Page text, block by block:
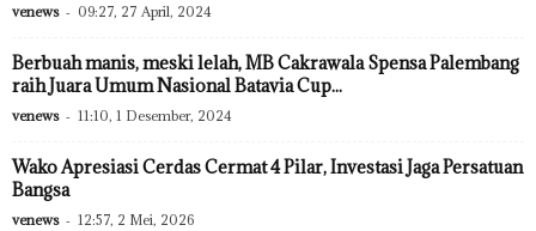
venews - 09:27, 27 April, 2024
Berbuah manis, meski lelah, MB Cakrawala Spensa Palembang
raih Juara Umum Nasional Batavia Cup...
venews - 11:10, 1 Desember, 2024
Wako Apresiasi Cerdas Cermat 4 Pilar, Investasi Jaga Persatuan
Bangsa
venews - 12:57, 2 Mei, 2026